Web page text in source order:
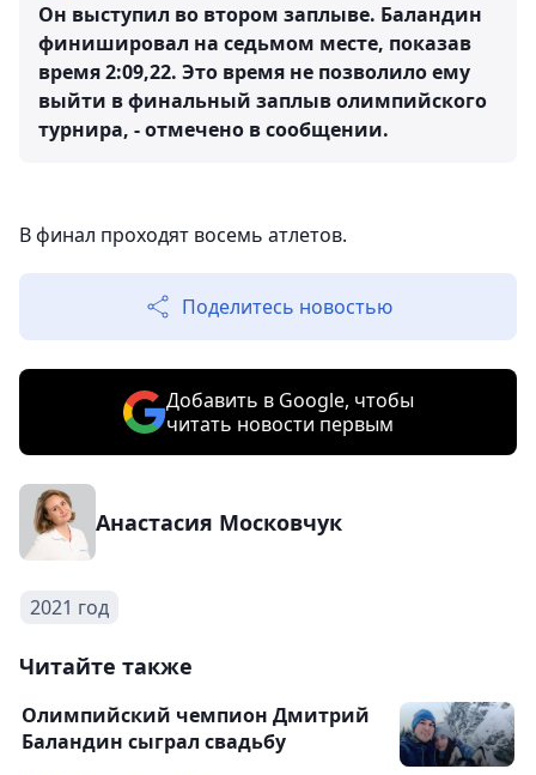
Он выступил во втором заплыве. Баландин
финишировал на седьмом месте, показав
время 2:09,22. Это время не позволило ему
выйти в финальный заплыв олимпийского
турнира, - отмечено в сообщении.
В финал проходят восемь атлетов.
Поделитесь новостью
Добавить в Google, чтобы
читать новости первым
Анастасия Московчук
2021 год
Читайте также
Олимпийский чемпион Дмитрий
Баландин сыграл свадьбу